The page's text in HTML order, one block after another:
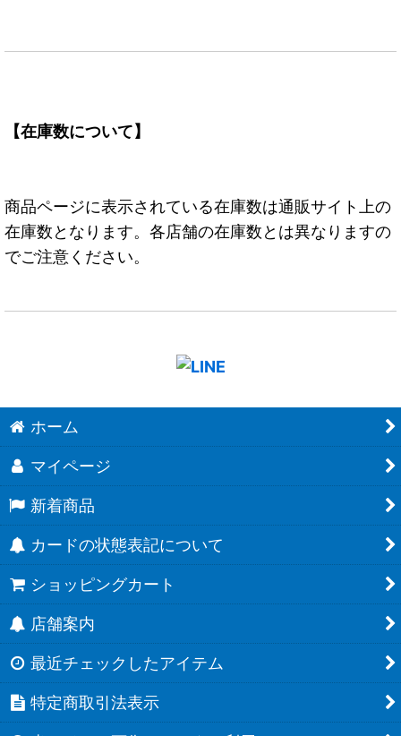
【在庫数について】
商品ページに表示されている在庫数は通販サイト上の
在庫数となります。各店舗の在庫数とは異なりますの
でご注意ください。
ホーム
マイページ
新着商品
カードの状態表記について
ショッピングカート
店舗案内
最近チェックしたアイテム
特定商取引法表示